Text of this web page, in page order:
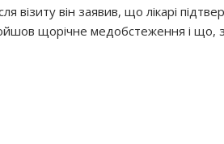
візиту він заявив, що лікарі
щорічне медобстеження і що,